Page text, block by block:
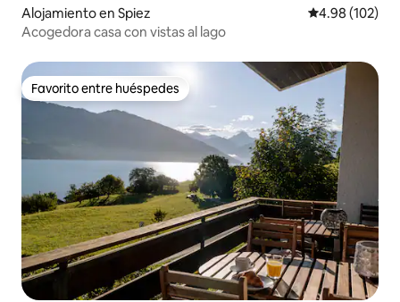
Alojamiento en Spiez Calificación
4.98 (102)
Acogedora casa con vistas al lago
Favorito entre huéspedes
Favorito entre huéspedes